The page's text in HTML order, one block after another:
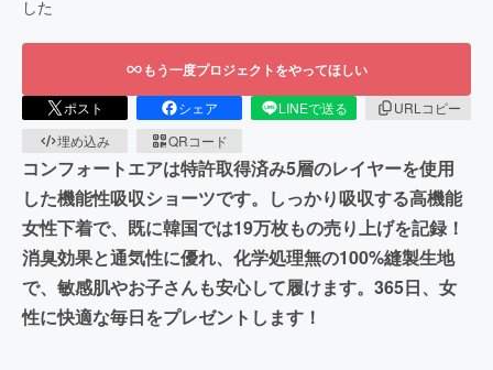
した
もう一度プロジェクトをやってほしい
ポスト シェア LINEで送る
URLコピー
埋め込み
QRコード
コンフォートエアは特許取得済み5層のレイヤーを使用
した機能性吸収ショーツです。しっかり吸収する高機能
女性下着で、既に韓国では19万枚もの売り上げを記録！
消臭効果と通気性に優れ、化学処理無の100%縫製生地
で、敏感肌やお子さんも安心して履けます。365日、女
性に快適な毎日をプレゼントします！